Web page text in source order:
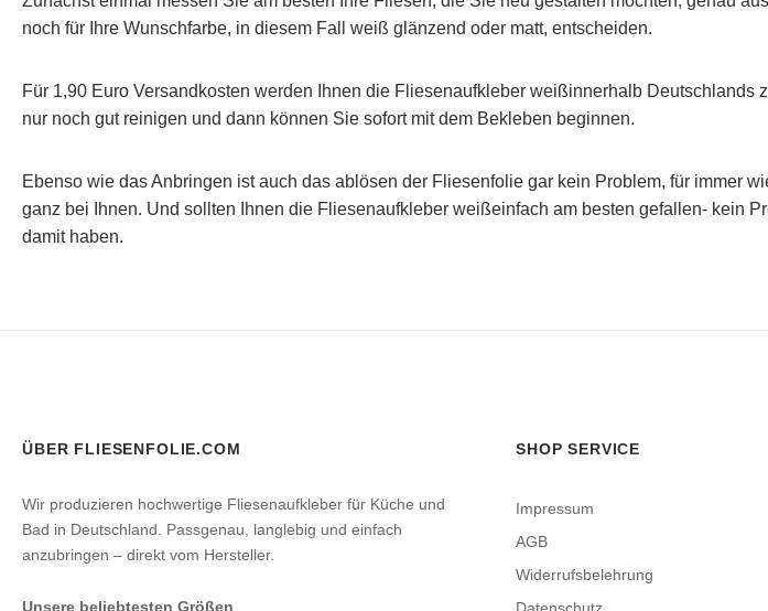
noch für Ihre Wunschfarbe, in diesem Fall weiß glänzend oder matt, entscheiden.
Für 1,90 Euro Versandkosten werden Ihnen die Fliesenaufkleber weißinnerhalb
nur noch gut reinigen und dann können Sie sofort mit dem Bekleben beginnen.
Ebenso wie das Anbringen ist auch das ablösen der Fliesenfolie gar kein Problem, für immer
ganz bei Ihnen. Und sollten Ihnen die Fliesenaufkleber weißeinfach am besten gefallen- kein
damit haben.
ÜBER FLIESENFOLIE.COM
Wir produzieren hochwertige Fliesenaufkleber für Küche und
Bad in Deutschland. Passgenau, langlebig und einfach
anzubringen – direkt vom Hersteller.
Unsere beliebtesten Größen
SHOP SERVICE
Impressum
AGB
Widerrufsbelehrung